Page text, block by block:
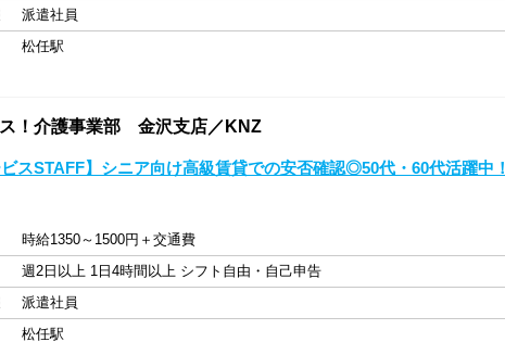
派遣社員
松任駅
！介護事業部 金沢支店／KNZ
ビスSTAFF】シニア向け高級賃貸での安否確認◎50代・60代活躍中！
時給1350～1500円＋交通費
週2日以上 1日4時間以上 シフト自由・自己申告
派遣社員
松任駅